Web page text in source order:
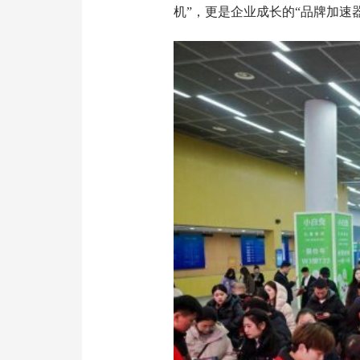
机”，更是企业成长的“品牌加速